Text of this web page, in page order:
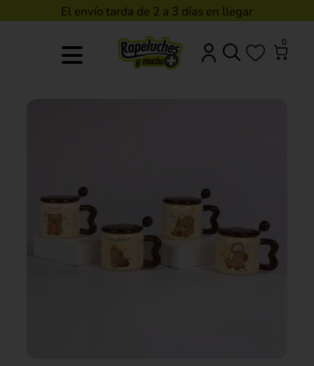
El envío tarda de 2 a 3 días en llegar
0